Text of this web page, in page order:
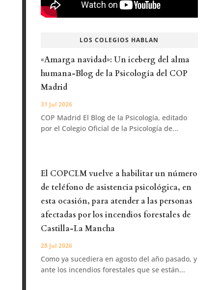
LOS COLEGIOS HABLAN
«Amarga navidad»: Un iceberg del alma
humana-Blog de la Psicología del COP
Madrid
31 Jul 2026
COP Madrid El Blog de la Psicología, editado
por el Colegio Oficial de la Psicología de...
El COPCLM vuelve a habilitar un número
de teléfono de asistencia psicológica, en
esta ocasión, para atender a las personas
afectadas por los incendios forestales de
Castilla-La Mancha
28 Jul 2026
Como ya sucediera en agosto del año pasado, y
ante los incendios forestales que se están...